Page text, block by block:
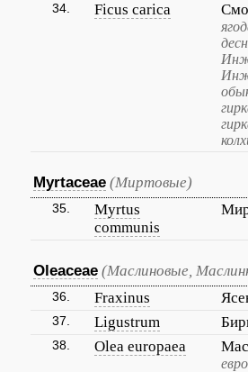
34. Ficus carica
Myrtaceae (Миртовые)
35.
Myrtus
communis
Oleaceae (Маслиновые,
36. Fraxinus
37. Ligustrum
38. Olea europaea